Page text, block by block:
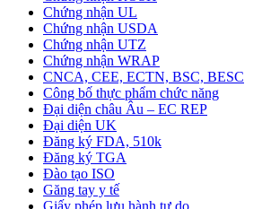
Chứng nhận UL
Chứng nhận USDA
Chứng nhận UTZ
Chứng nhận WRAP
CNCA, CEE, ECTN, BSC, BESC
Công bố thực phẩm chức năng
Đại diện châu Âu – EC REP
Đại diện UK
Đăng ký FDA, 510k
Đăng ký TGA
Đào tạo ISO
Găng tay y tế
Giấy phép lưu hành tự do